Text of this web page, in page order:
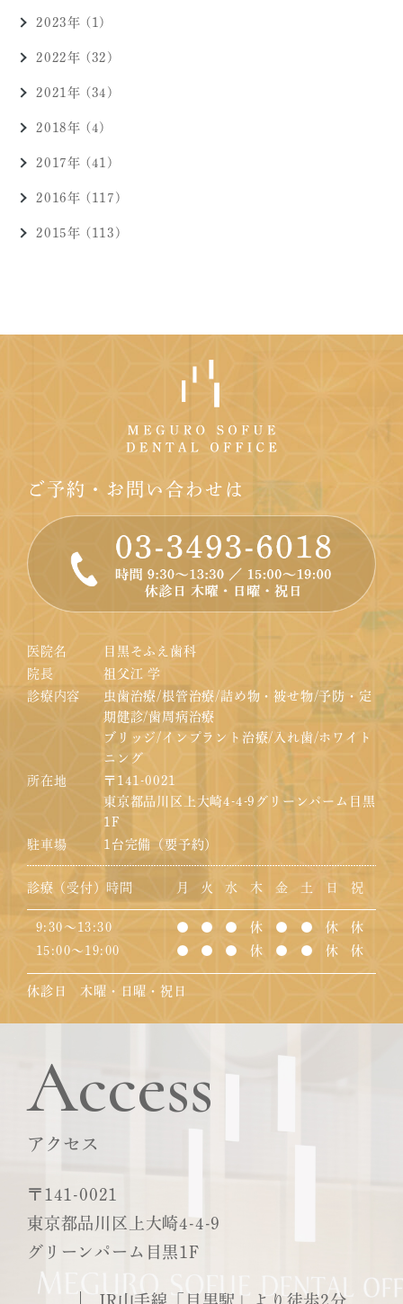
2023年 (1)
2022年 (32)
2021年 (34)
2018年 (4)
2017年 (41)
2016年 (117)
2015年 (113)
ご予約・お問い合わせは
医院名
目黒そふえ歯科
院長
祖父江 学
診療内容
虫歯治療/根管治療/詰め物・被せ物/予防・定
期健診/歯周病治療
ブリッジ/インプラント治療/入れ歯/ホワイト
ニング
所在地
〒141-0021
東京都品川区上大崎4-4-9グリーンパーム目黒
1F
駐車場
1台完備（要予約）
診療（受付）時間 月 火 水 木 金 土 日 祝
9:30～13:30 ● ● ● 休 ● ● 休
休
15:00～19:00
● ● ● 休 ● ● 休 休
休診日 木曜・日曜・祝日
Access
アクセス
〒141-0021
東京都品川区上大崎4-4-9
グリーンパーム目黒1F
JR山手線「目黒駅」より徒歩2分